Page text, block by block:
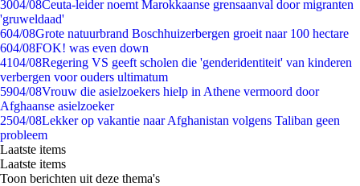
3004/08Ceuta-leider noemt Marokkaanse grensaanval door migranten
'gruweldaad'
604/08Grote natuurbrand Boschhuizerbergen groeit naar 100 hectare
604/08FOK! was even down
4104/08Regering VS geeft scholen die 'genderidentiteit' van kinderen
verbergen voor ouders ultimatum
5904/08Vrouw die asielzoekers hielp in Athene vermoord door
Afghaanse asielzoeker
2504/08Lekker op vakantie naar Afghanistan volgens Taliban geen
probleem
Laatste items
Laatste items
Toon berichten uit deze thema's